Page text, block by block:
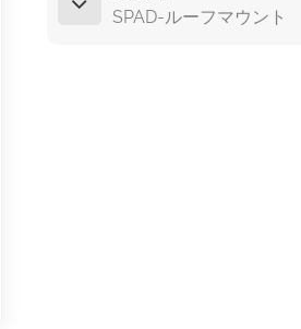
SPAD-ルーフマウント